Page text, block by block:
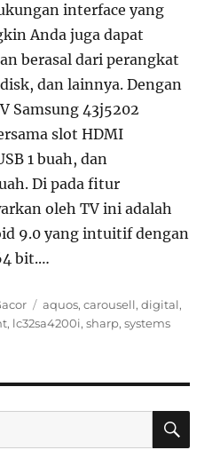
interface yang
Anda juga dapat
berasal dari perangkat
dan lainnya. Dengan
Samsung 43j5202
slot HDMI
1 buah, dan
Di pada fitur
oleh TV ini adalah
9.0 yang intuitif dengan
bit.…
Tags
aquos,carousell,digital,
, lc32sa4200i,sharp,systems